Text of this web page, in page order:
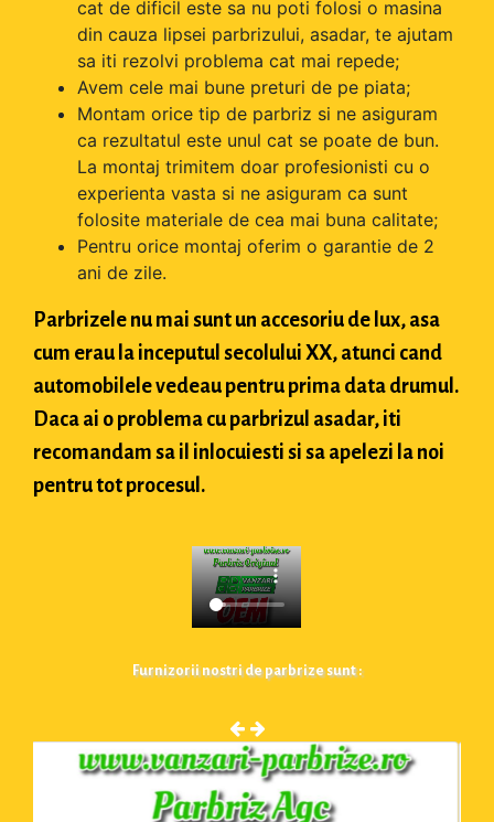
cat de dificil este sa nu poti folosi o masina
din cauza lipsei parbrizului, asadar, te ajutam
sa iti rezolvi problema cat mai repede;
Avem cele mai bune preturi de pe piata;
Montam orice tip de parbriz si ne asiguram
ca rezultatul este unul cat se poate de bun.
La montaj trimitem doar profesionisti cu o
experienta vasta si ne asiguram ca sunt
folosite materiale de cea mai buna calitate;
Pentru orice montaj oferim o garantie de 2
ani de zile.
Parbrizele nu mai sunt un accesoriu de lux, asa
cum erau la inceputul secolului XX, atunci cand
automobilele vedeau pentru prima data drumul.
Daca ai o problema cu parbrizul asadar, iti
recomandam sa il inlocuiesti si sa apelezi la noi
pentru tot procesul.
Furnizorii nostri de parbrize sunt :